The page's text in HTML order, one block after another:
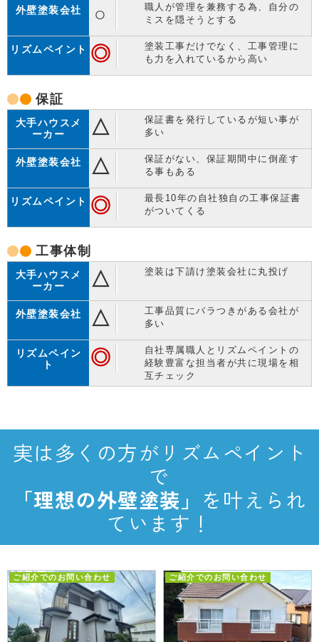
○
職人が管理を兼務する為、自分の
ミスを隠そうとする
◎
塗装工事だけでなく、工事管理に
も力を入れているから高い
保証
△
保証書を発行しているが短い事が
多い
△
保証がない、保証期間中に倒産す
る事もある
◎
最長10年の自社独自の工事保証書
がついてくる
工事体制
△ 塗装は下請け塗装会社に丸投げ
△
工事品質にバラつきがある会社が
多い
◎
自社専属職人とリズムペイントの
経験豊富な担当者が共に現場を相
互チェック
実は多くの方がリズムペイント
で
「理想の外壁塗装」 を叶えられ
ています！
ご紹介でのお問い合わせ ご紹介でのお問い合わせ